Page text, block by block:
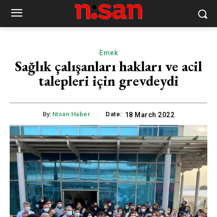
Emek
Sağlık çalışanları hakları ve acil
talepleri için grevdeydi
By: Nisan Haber Date: 18 March 2022